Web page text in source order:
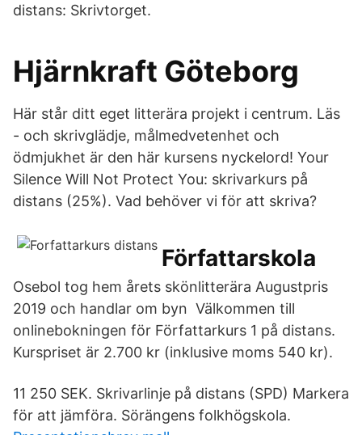
distans: Skrivtorget.
Hjärnkraft Göteborg
Här står ditt eget litterära projekt i centrum. Läs
- och skrivglädje, målmedvetenhet och
ödmjukhet är den här kursens nyckelord! Your
Silence Will Not Protect You: skrivarkurs på
distans (25%). Vad behöver vi för att skriva?
Författarskola
Osebol tog hem årets skönlitterära Augustpris
2019 och handlar om byn Välkommen till
onlinebokningen för Författarkurs 1 på distans.
Kurspriset är 2.700 kr (inklusive moms 540 kr).
11 250 SEK. Skrivarlinje på distans (SPD) Markera
för att jämföra. Sörängens folkhögskola.